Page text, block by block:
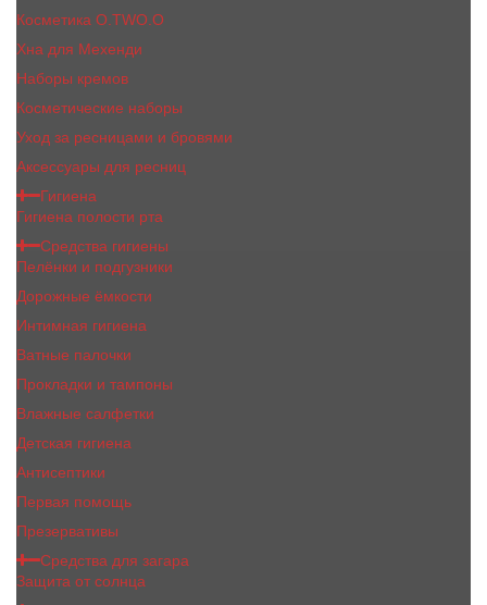
Косметика O.TWO.O
Хна для Мехенди
Наборы кремов
Косметические наборы
Уход за ресницами и бровями
Аксессуары для ресниц
Гигиена
Гигиена полости рта
Средства гигиены
Пелёнки и подгузники
Дорожные ёмкости
Интимная гигиена
Ватные палочки
Прокладки и тампоны
Влажные салфетки
Детская гигиена
Антисептики
Первая помощь
Презервативы
Средства для загара
Защита от солнца